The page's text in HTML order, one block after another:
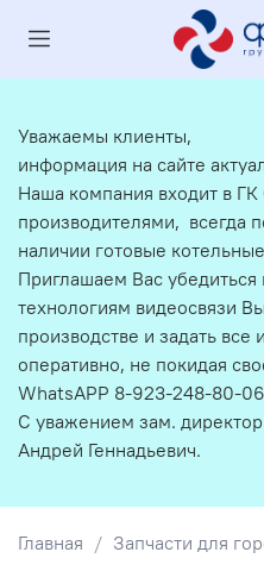
Главная Запчасти для
Уважаемы клиенты,
информация на сайте
Наша компания входит в
производителями, всегда
наличии готовые
Приглашаем Вас
технологиям видеосвязи
производстве и задать
оперативно, не покидая
WhatsAPP 8-923-248-80-06
С уважением зам.
Андрей Геннадьевич.